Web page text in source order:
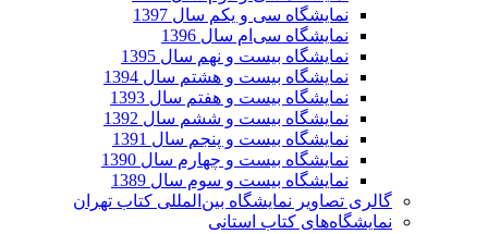
نمایشگاه سی و یکم سال 1397
نمایشگاه سی‌ام سال 1396
نمایشگاه بیست و نهم سال 1395
نمایشگاه بیست و هشتم سال 1394
نمایشگاه بیست و هفتم سال 1393
نمایشگاه بیست و ششم سال 1392
نمایشگاه بیست و پنجم سال 1391
نمایشگاه بیست و چهارم سال 1390
نمایشگاه بیست و سوم سال 1389
گالری تصاویر نمایشگاه بین‌المللی کتاب تهران
نمایشگاه‌های کتاب استانی